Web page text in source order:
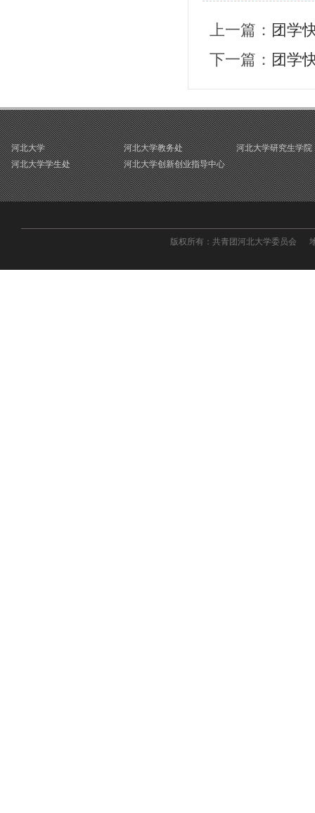
上一篇： 团学
下一篇： 团学
河北大学 河北大学教务处
河北大学研究生学院
河北大学学生处
河北大学创新创业指导中心
版权所有：共青团河北大学委员会